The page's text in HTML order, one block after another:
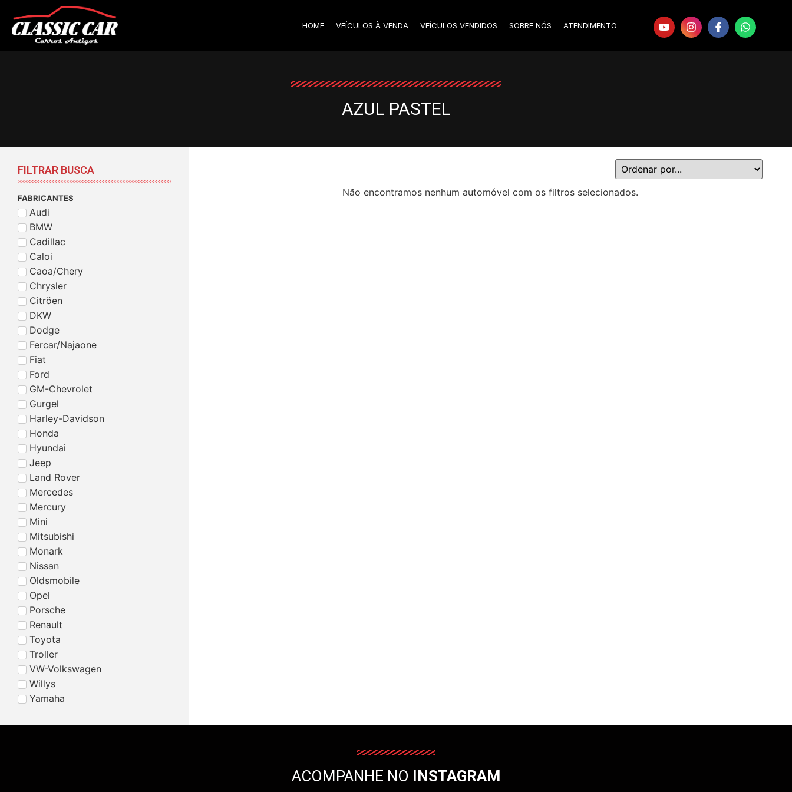
HOME VEÍCULOS À VENDA VEÍCULOS VENDIDOS SOBRE NÓS ATENDIMENTO
AZUL PASTEL
FILTRAR BUSCA
FABRICANTES
Audi
BMW
Cadillac
Caloi
Caoa/Chery
Chrysler
Citröen
DKW
Dodge
Fercar/Najaone
Fiat
Ford
GM-Chevrolet
Gurgel
Harley-Davidson
Honda
Hyundai
Jeep
Land Rover
Mercedes
Mercury
Mini
Mitsubishi
Monark
Nissan
Oldsmobile
Opel
Porsche
Renault
Toyota
Troller
VW-Volkswagen
Willys
Yamaha
Não encontramos nenhum automóvel com os filtros selecionados.
ACOMPANHE NO INSTAGRAM